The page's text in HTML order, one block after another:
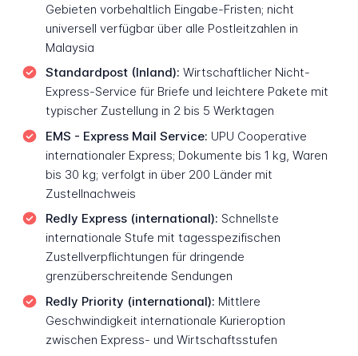
Gebieten vorbehaltlich Eingabe-Fristen; nicht
universell verfügbar über alle Postleitzahlen in
Malaysia
Standardpost (Inland): Wirtschaftlicher Nicht-
Express-Service für Briefe und leichtere Pakete mit
typischer Zustellung in 2 bis 5 Werktagen
EMS - Express Mail Service: UPU Cooperative
internationaler Express; Dokumente bis 1 kg, Waren
bis 30 kg; verfolgt in über 200 Länder mit
Zustellnachweis
Redly Express (international): Schnellste
internationale Stufe mit tagesspezifischen
Zustellverpflichtungen für dringende
grenzüberschreitende Sendungen
Redly Priority (international): Mittlere
Geschwindigkeit internationale Kurieroption
zwischen Express- und Wirtschaftsstufen